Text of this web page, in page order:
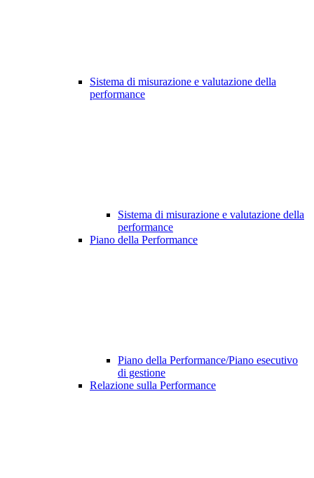
Sistema di misurazione e valutazione della
performance
Sistema di misurazione e valutazione della
performance
Piano della Performance
Piano della Performance/Piano esecutivo
di gestione
Relazione sulla Performance